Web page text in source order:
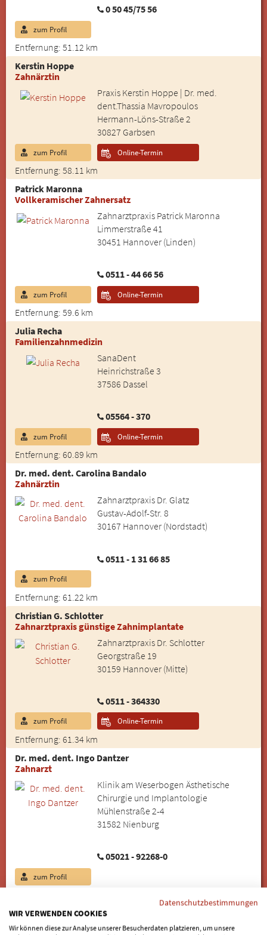
0 50 45/75 56
Entfernung: 51.12 km
zum Profil
Kerstin Hoppe
Zahnärztin
Praxis Kerstin Hoppe | Dr. med.
dent.Thassia Mavropoulos
Hermann-Löns-Straße 2
30827 Garbsen
Entfernung: 58.11 km
zum Profil Online-Termin
Patrick Maronna
Vollkeramischer Zahnersatz
Zahnarztpraxis Patrick Maronna
Limmerstraße 41
30451 Hannover (Linden)
0511 - 44 66 56
Entfernung: 59.6 km
zum Profil Online-Termin
Julia Recha
Familienzahnmedizin
SanaDent
Heinrichstraße 3
37586 Dassel
05564 - 370
Entfernung: 60.89 km
zum Profil Online-Termin
Dr. med. dent. Carolina Bandalo
Zahnärztin
Zahnarztpraxis Dr. Glatz
Gustav-Adolf-Str. 8
30167 Hannover (Nordstadt)
0511 - 1 31 66 85
Entfernung: 61.22 km
zum Profil
Christian G. Schlotter
Zahnarztpraxis günstige Zahnimplantate
Zahnarztpraxis Dr. Schlotter
Georgstraße 19
30159 Hannover (Mitte)
0511 - 364330
Entfernung: 61.34 km
zum Profil Online-Termin
Dr. med. dent. Ingo Dantzer
Zahnarzt
Klinik am Weserbogen Ästhetische
Chirurgie und Implantologie
Mühlenstraße 2-4
31582 Nienburg
05021 - 92268-0
zum Profil
Dr. Markus Friedrich
Implantologie an der Oper
Datenschutzbestimmungen
WIR VERWENDEN COOKIES
Wir können diese zur Analyse unserer Besucherdaten platzieren, um unsere